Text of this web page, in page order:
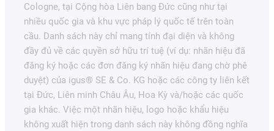
Cologne, tại Cộng hòa Liên bang Đức cũng như tại
nhiều quốc gia và khu vực pháp lý quốc tế trên toàn
cầu. Danh sách này chỉ mang tính đại diện và không
đầy đủ về các quyền sở hữu trí tuệ (ví dụ: nhãn hiệu đã
đăng ký hoặc các đơn đăng ký nhãn hiệu đang chờ phê
duyệt) của igus® SE & Co. KG hoặc các công ty liên kết
tại Đức, Liên minh Châu Âu, Hoa Kỳ và/hoặc các quốc
gia khác. Việc một nhãn hiệu, logo hoặc khẩu hiệu
không xuất hiện trong danh sách này không đồng nghĩa